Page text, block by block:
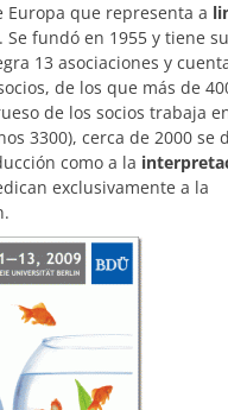
Europa que representa a
Se fundó en 1955 y tiene
13 asociaciones y
de los que más de
de los socios trabaja
3300), cerca de 2000 se
como a la
exclusivamente a la